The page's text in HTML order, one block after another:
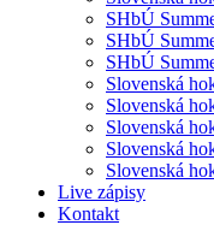
SHbÚ
SHbÚ
SHbÚ
Slovenská
Slovenská
Slovenská
Slovenská
Slovenská
Live zápisy
Kontakt